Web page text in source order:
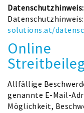
Datenschutzhinweis:
Datenschutzhinweis:
solutions.at/
Online
Allfällige
genannte E-Mail-
Möglichkeit,